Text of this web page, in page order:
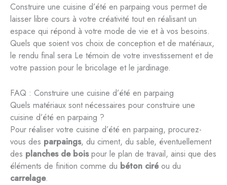
Construire une cuisine d’été en parpaing vous permet de
laisser libre cours à votre créativité tout en réalisant un
espace qui répond à votre mode de vie et à vos besoins.
Quels que soient vos choix de conception et de matériaux,
le rendu final sera Le témoin de votre investissement et de
votre passion pour le bricolage et le jardinage.
FAQ : Construire une cuisine d’été en parpaing
Quels matériaux sont nécessaires pour construire une
cuisine d’été en parpaing ?
Pour réaliser votre cuisine d’été en parpaing, procurez-
vous des parpaings, du ciment, du sable, éventuellement
des planches de boispour le plan de travail, ainsi que des
éléments de finition comme du béton ciré ou du
carrelage.